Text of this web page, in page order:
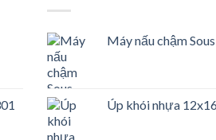
Máy nấu chậm
Úp khói nhựa